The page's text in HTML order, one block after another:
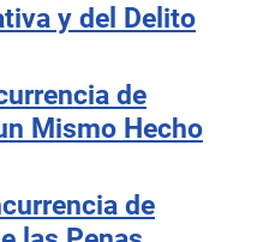
y del Delito
de
Mismo Hecho
de